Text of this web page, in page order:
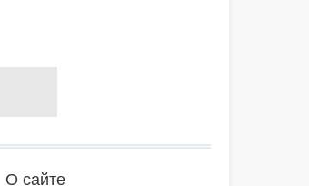
О сайте